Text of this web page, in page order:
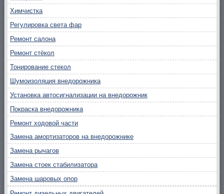
Химчистка
Регулировка света фар
Ремонт салона
Ремонт стёкол
Тонирование стекол
Шумоизоляция внедорожника
Установка автосигнализации на внедорожник
Покраска внедорожника
Ремонт ходовой части
Замена амортизаторов на внедорожнике
Замена рычагов
Замена стоек стабилизатора
Замена шаровых опор